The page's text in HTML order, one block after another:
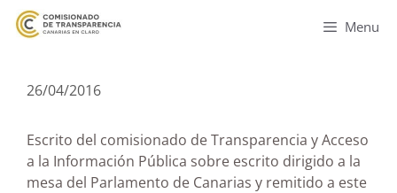
Menu
26/04/2016
Escrito del comisionado de Transparencia y Acceso
a la Información Pública sobre escrito dirigido a la
mesa del Parlamento de Canarias y remitido a este